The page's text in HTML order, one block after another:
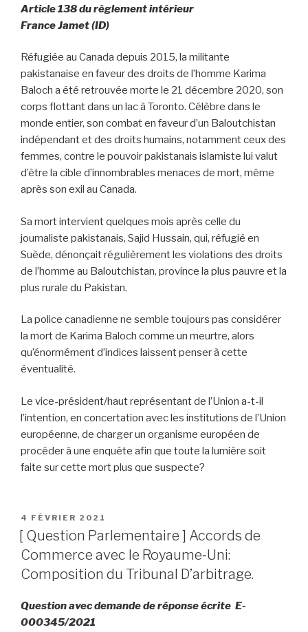
Article 138 du règlement intérieur
France Jamet (ID)
Réfugiée au Canada depuis 2015, la militante
pakistanaise en faveur des droits de l’homme Karima
Baloch a été retrouvée morte le 21 décembre 2020, son
corps flottant dans un lac à Toronto. Célèbre dans le
monde entier, son combat en faveur d’un Baloutchistan
indépendant et des droits humains, notamment ceux des
femmes, contre le pouvoir pakistanais islamiste lui valut
d’être la cible d’innombrables menaces de mort, même
après son exil au Canada.
Sa mort intervient quelques mois après celle du
journaliste pakistanais, Sajid Hussain, qui, réfugié en
Suède, dénonçait régulièrement les violations des droits
de l’homme au Baloutchistan, province la plus pauvre et la
plus rurale du Pakistan.
La police canadienne ne semble toujours pas considérer
la mort de Karima Baloch comme un meurtre, alors
qu’énormément d’indices laissent penser à cette
éventualité.
Le vice-président/haut représentant de l’Union a-t-il
l’intention, en concertation avec les institutions de l’Union
européenne, de charger un organisme européen de
procéder à une enquête afin que toute la lumière soit
faite sur cette mort plus que suspecte?
PUBLIÉ
LE
4 FÉVRIER 2021
[ Question Parlementaire ] Accords de
Commerce avec le Royaume‑Uni:
Composition du Tribunal D’arbitrage.
Question avec demande de réponse écrite E-
000345/2021